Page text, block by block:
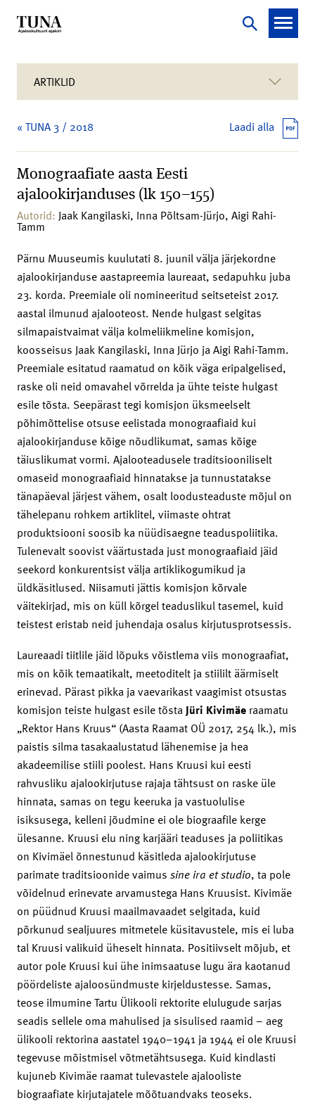
ARTIKLID
« TUNA 3 / 2018 Laadi alla
Monograafiate aasta Eesti
ajalookirjanduses (lk 150–155)
Autorid: Jaak Kangilaski, Inna Põltsam-Jürjo, Aigi Rahi-
Tamm
Pärnu Muuseumis kuulutati 8. juunil välja järjekordne
ajalookirjanduse aastapreemia laureaat, sedapuhku juba
23. korda. Preemiale oli nomineeritud seitseteist 2017.
aastal ilmunud ajalooteost. Nende hulgast selgitas
silmapaistvaimat välja kolmeliikmeline komisjon,
koosseisus Jaak Kangilaski, Inna Jürjo ja Aigi Rahi-Tamm.
Preemiale esitatud raamatud on kõik väga eripalgelised,
raske oli neid omavahel võrrelda ja ühte teiste hulgast
esile tõsta. Seepärast tegi komisjon üksmeelselt
põhimõttelise otsuse eelistada monograafiaid kui
ajalookirjanduse kõige nõudlikumat, samas kõige
täiuslikumat vormi. Ajalooteadusele traditsiooniliselt
omaseid monograafiaid hinnatakse ja tunnustatakse
tänapäeval järjest vähem, osalt loodusteaduste mõjul on
tähelepanu rohkem artiklitel, viimaste ohtrat
produktsiooni soosib ka nüüdisaegne teaduspoliitika.
Tulenevalt soovist väärtustada just monograafiaid jäid
seekord konkurentsist välja artiklikogumikud ja
üldkäsitlused. Niisamuti jättis komisjon kõrvale
väitekirjad, mis on küll kõrgel teaduslikul tasemel, kuid
teistest eristab neid juhendaja osalus kirjutusprotsessis.
Laureaadi tiitlile jäid lõpuks võistlema viis monograafiat,
mis on kõik temaatikalt, meetoditelt ja stiililt äärmiselt
erinevad. Pärast pikka ja vaevarikast vaagimist otsustas
komisjon teiste hulgast esile tõsta Jüri Kivimäe raamatu
„Rektor Hans Kruus“ (Aasta Raamat OÜ 2017, 254 lk.), mis
paistis silma tasakaalustatud lähenemise ja hea
akadeemilise stiili poolest. Hans Kruusi kui eesti
rahvusliku ajalookirjutuse rajaja tähtsust on raske üle
hinnata, samas on tegu keeruka ja vastuolulise
isiksusega, kelleni jõudmine ei ole biograafile kerge
ülesanne. Kruusi elu ning karjääri teaduses ja poliitikas
on Kivimäel õnnestunud käsitleda ajalookirjutuse
parimate traditsioonide vaimus sine ira et studio, ta pole
võidelnud erinevate arvamustega Hans Kruusist. Kivimäe
on püüdnud Kruusi maailmavaadet selgitada, kuid
põrkunud sealjuures mitmetele küsitavustele, mis ei luba
tal Kruusi valikuid üheselt hinnata. Positiivselt mõjub, et
autor pole Kruusi kui ühe inimsaatuse lugu ära kaotanud
pöördeliste ajaloosündmuste kirjeldustesse. Samas,
teose ilmumine Tartu Ülikooli rektorite elulugude sarjas
seadis sellele oma mahulised ja sisulised raamid – aeg
ülikooli rektorina aastatel 1940–1941 ja 1944 ei ole Kruusi
tegevuse mõistmisel võtmetähtsusega. Kuid kindlasti
kujuneb Kivimäe raamat tulevastele ajalooliste
biograafiate kirjutajatele mõõtuandvaks teoseks.